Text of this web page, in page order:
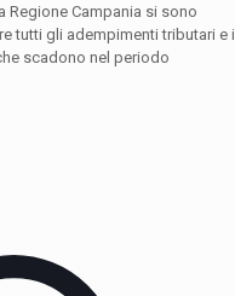
Regione Campania si sono
tutti gli adempimenti tributari e i
scadono nel periodo